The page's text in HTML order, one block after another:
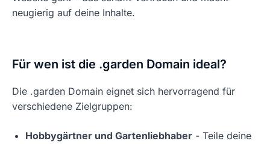
neugierig auf deine Inhalte.
Für wen ist die .garden Domain ideal?
Die .garden Domain eignet sich hervorragend für
verschiedene Zielgruppen:
Hobbygärtner und Gartenliebhaber - Teile deine